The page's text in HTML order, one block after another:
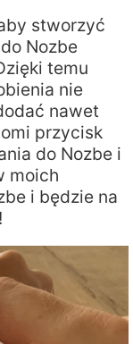
stworzyć
Nozbe
temu
nie
nawet
przycisk
do Nozbe i
moich
i będzie na